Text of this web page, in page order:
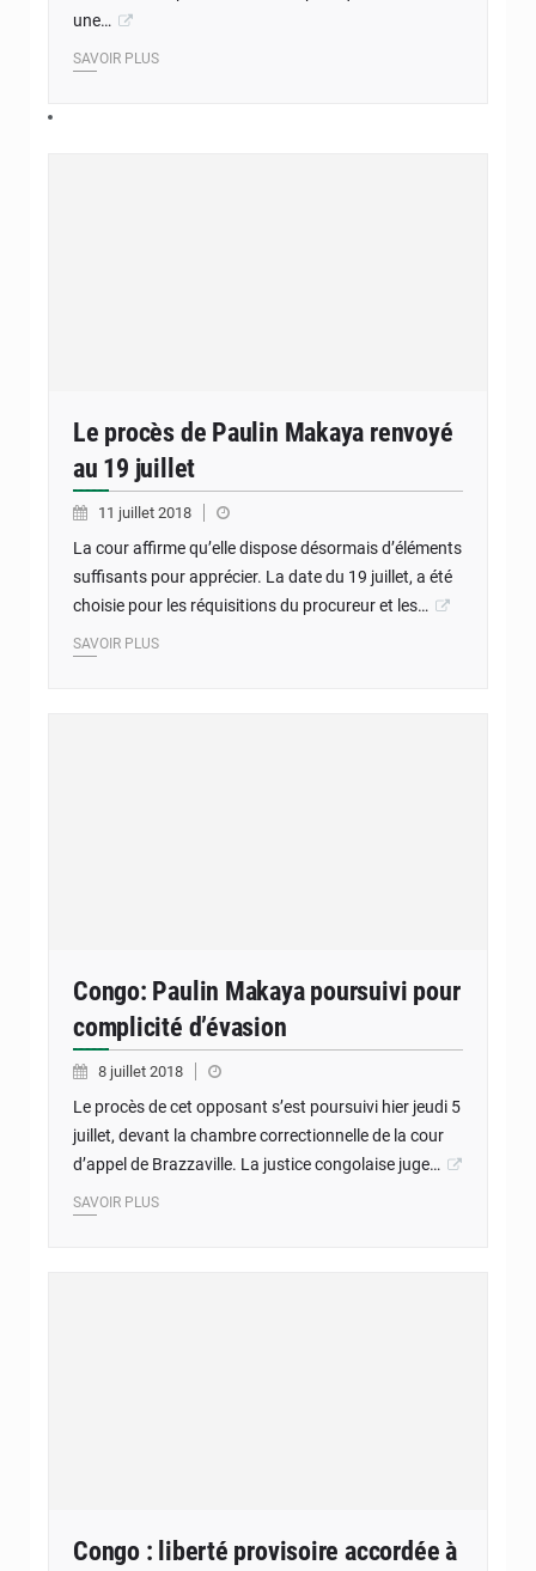
une…
SAVOIR PLUS
Le procès de Paulin Makaya renvoyé
au 19 juillet
11 juillet 2018
La cour affirme qu’elle dispose désormais d’éléments
suffisants pour apprécier. La date du 19 juillet, a été
choisie pour les réquisitions du procureur et les…
SAVOIR PLUS
Congo: Paulin Makaya poursuivi pour
complicité d’évasion
8 juillet 2018
Le procès de cet opposant s’est poursuivi hier jeudi 5
juillet, devant la chambre correctionnelle de la cour
d’appel de Brazzaville. La justice congolaise juge…
SAVOIR PLUS
Congo : liberté provisoire accordée à